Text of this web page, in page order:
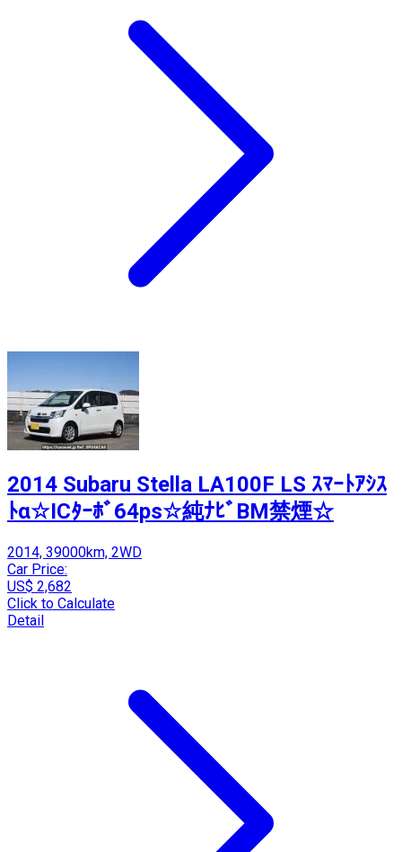
2014 Subaru Stella LA100F LS ｽﾏｰﾄｱｼｽ
ﾄα☆ICﾀｰﾎﾞ64ps☆純ﾅﾋﾞBM禁煙☆
2014, 39000km, 2WD
Car Price:
US$ 2,682
Click to Calculate
Detail